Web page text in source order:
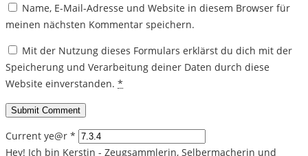
Name, E-Mail-Adresse und Website in diesem Browser für
meinen nächsten Kommentar speichern.
Mit der Nutzung dieses Formulars erklärst du dich mit der
Speicherung und Verarbeitung deiner Daten durch diese
Website einverstanden. *
Current ye@r *
Hey! Ich bin Kerstin - Zeugsammlerin, Selbermacherin und